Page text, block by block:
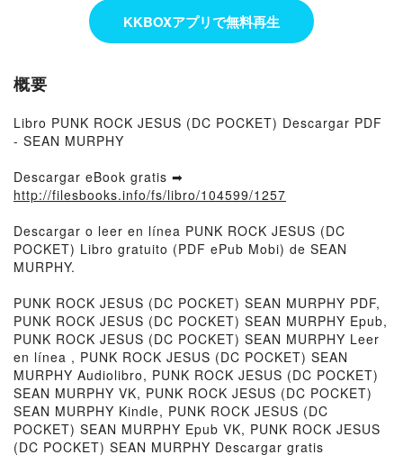
KKBOXアプリで無料再生
概要
Libro PUNK ROCK JESUS (DC POCKET) Descargar PDF
- SEAN MURPHY
Descargar eBook gratis ➡
http://filesbooks.info/fs/libro/104599/1257
Descargar o leer en línea PUNK ROCK JESUS (DC
POCKET) Libro gratuito (PDF ePub Mobi) de SEAN
MURPHY.
PUNK ROCK JESUS (DC POCKET) SEAN MURPHY PDF,
PUNK ROCK JESUS (DC POCKET) SEAN MURPHY Epub,
PUNK ROCK JESUS (DC POCKET) SEAN MURPHY Leer
en línea , PUNK ROCK JESUS (DC POCKET) SEAN
MURPHY Audiolibro, PUNK ROCK JESUS (DC POCKET)
SEAN MURPHY VK, PUNK ROCK JESUS (DC POCKET)
SEAN MURPHY Kindle, PUNK ROCK JESUS (DC
POCKET) SEAN MURPHY Epub VK, PUNK ROCK JESUS
(DC POCKET) SEAN MURPHY Descargar gratis